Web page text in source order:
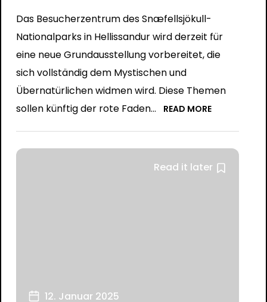
Das Besucherzentrum des Snæfellsjökull-
Nationalparks in Hellissandur wird derzeit für
eine neue Grundausstellung vorbereitet, die
sich vollständig dem Mystischen und
Übernatürlichen widmen wird. Diese Themen
sollen künftig der rote Faden...
READ MORE
Read it later
12. Januar 2025